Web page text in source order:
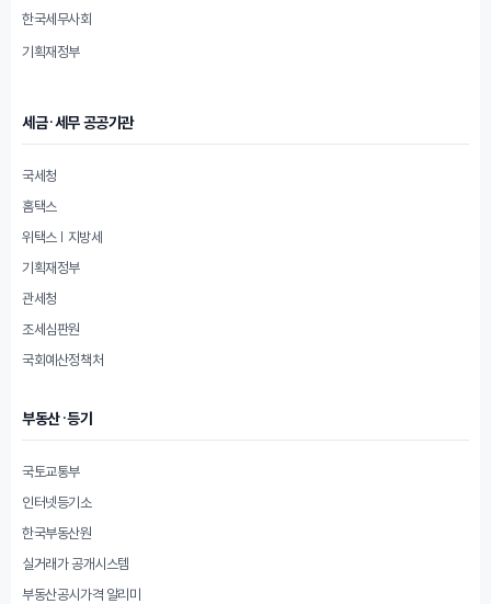
한국세무사회
기획재정부
세금·세무 공공기관
국세청
홈택스
위택스 | 지방세
기획재정부
관세청
조세심판원
국회예산정책처
부동산·등기
국토교통부
인터넷등기소
한국부동산원
실거래가 공개시스템
부동산공시가격 알리미